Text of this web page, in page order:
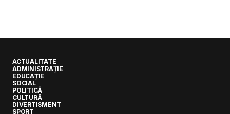
ACTUALITATE
ADMINISTRAȚIE
EDUCAȚIE
SOCIAL
POLITICĂ
CULTURĂ
DIVERTISMENT
SPORT